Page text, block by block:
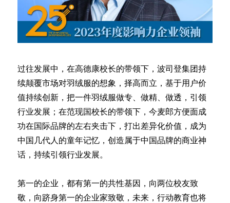
过往发展中，在高德康校长的带领下，波司登集团持
续颠覆市场对羽绒服的想象，择高而立，基于用户价
值持续创新，把一件羽绒服做专、做精、做透，引领
行业发展；在范现国校长的带领下，今麦郎方便面成
功在国际品牌的左右夹击下，打出差异化价值，成为
中国几代人的童年记忆，创造属于中国品牌的商业神
话，持续引领行业发展。
第一的企业，都有第一的共性基因，向两位校友致
敬，向跻身第一的企业家致敬，未来，行动教育也将